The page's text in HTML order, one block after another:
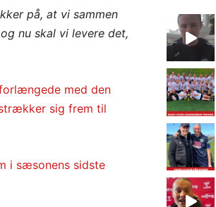
på, at vi sammen
nu skal vi levere det,
med den
sig frem til
i sæsonens sidste